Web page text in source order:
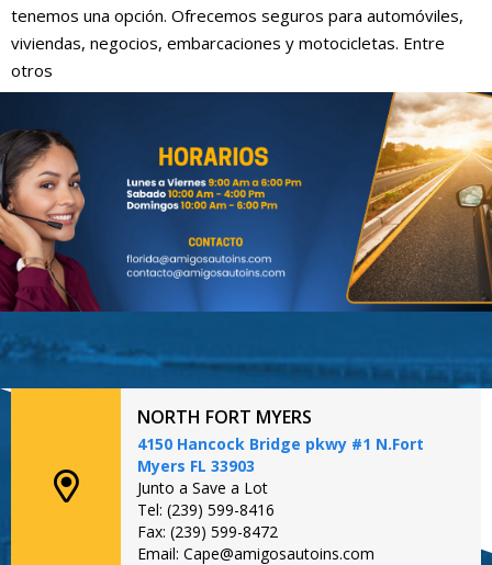
tenemos una opción. Ofrecemos seguros para automóviles,
viviendas, negocios, embarcaciones y motocicletas. Entre
otros
NORTH FORT MYERS
4150 Hancock Bridge pkwy #1 N.Fort
Myers FL 33903
Junto a Save a Lot
Tel: (239) 599-8416
Fax: (239) 599-8472
Email: Cape@amigosautoins.com